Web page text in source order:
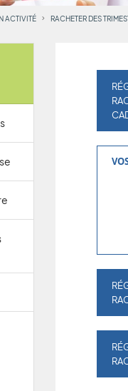
ACTIVITÉ RACHETER DES